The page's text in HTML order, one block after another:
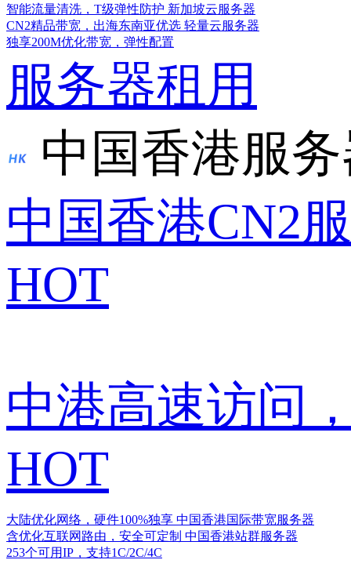
智能流量清洗，T级弹性防护 新加坡云服务器
CN2精品带宽，出海东南亚优选 轻量云服务器
独享200M优化带宽，弹性配置
服务器租用
中国香港服
中国香港CN2
HOT
中港高速访问
HOT
大陆优化网络，硬件100%独享 中国香港国际带宽服务器
含优化互联网路由，安全可定制 中国香港站群服务器
253个可用IP，支持1C/2C/4C